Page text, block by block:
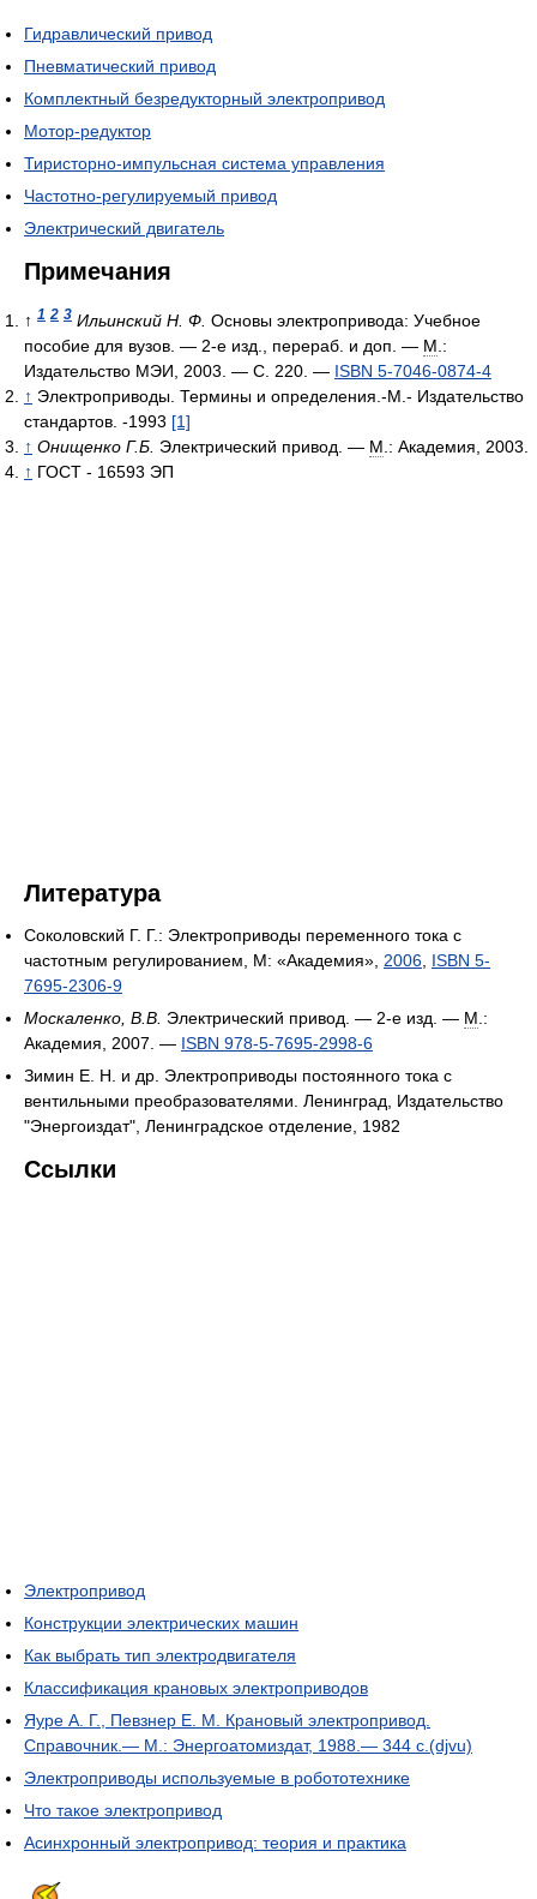
Гидравлический привод
Пневматический привод
Комплектный безредукторный электропривод
Мотор-редуктор
Тиристорно-импульсная система управления
Частотно-регулируемый привод
Электрический двигатель
Примечания
↑ 1 2 3 Ильинский Н. Ф. Основы электропривода: Учебное
пособие для вузов. — 2-е изд., перераб. и доп. — М .:
Издательство МЭИ, 2003. — С. 220. — ISBN 5-7046-0874-4
↑ Электроприводы. Термины и определения.-М.- Издательство
стандартов. -1993 [1]
↑ Онищенко Г.Б. Электрический привод. — М .: Академия, 2003.
↑ ГОСТ - 16593 ЭП
Литература
Соколовский Г. Г.: Электроприводы переменного тока с
частотным регулированием, М: «Академия», 2006 ISBN 5-
7695-2306-9
Москаленко, В.В. Электрический привод. — 2-е изд. — М .:
Академия, 2007. — ISBN 978-5-7695-2998-6
Зимин Е. Н. и др. Электроприводы постоянного тока с
вентильными преобразователями. Ленинград, Издательство
"Энергоиздат", Ленинградское отделение, 1982
Ссылки
Электропривод
Конструкции электрических машин
Как выбрать тип электродвигателя
Классификация крановых электроприводов
Яуре А. Г., Певзнер Е. М. Крановый электропривод.
Справочник.— М.: Энергоатомиздат, 1988.— 344 с.(djvu)
Электроприводы используемые в робототехнике
Что такое электропривод
Асинхронный электропривод: теория и практика